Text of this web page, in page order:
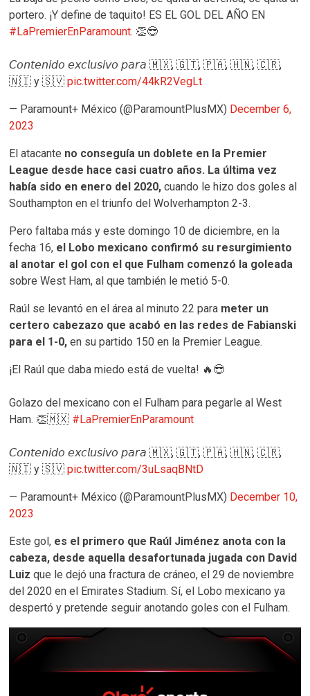
portero. ¡Y define de taquito! ES EL GOL DEL AÑO EN
#LaPremierEnParamount. 👏😎
𝘊𝘰𝘯𝘵𝘦𝘯𝘪𝘥𝘰 𝘦𝘹𝘤𝘭𝘶𝘴𝘪𝘷𝘰 𝘱𝘢𝘳𝘢 🇲🇽, 🇬🇹, 🇵🇦, 🇭🇳, 🇨🇷,
🇳🇮 y 🇸🇻pic.twitter.com/44kR2VegLt
— Paramount+ México (@ParamountPlusMX) December 6,
2023
El atacante no conseguía un doblete en la Premier
League desde hace casi cuatro años. La última vez
había sido en enero del 2020, cuando le hizo dos goles al
Southampton en el triunfo del Wolverhampton 2-3.
Pero faltaba más y este domingo 10 de diciembre, en la
fecha 16, el Lobo mexicano confirmó su resurgimiento
al anotar el gol con el que Fulham comenzó la goleada
sobre West Ham, al que también le metió 5-0.
Raúl se levantó en el área al minuto 22 para meter un
certero cabezazo que acabó en las redes de Fabianski
para el 1-0,en su partido 150 en la Premier League.
¡El Raúl que daba miedo está de vuelta! 🔥😎
Golazo del mexicano con el Fulham para pegarle al West
Ham. 👏🇲🇽 #LaPremierEnParamount
𝘊𝘰𝘯𝘵𝘦𝘯𝘪𝘥𝘰 𝘦𝘹𝘤𝘭𝘶𝘴𝘪𝘷𝘰 𝘱𝘢𝘳𝘢 🇲🇽, 🇬🇹, 🇵🇦, 🇭🇳, 🇨🇷,
🇳🇮 y 🇸🇻pic.twitter.com/3uLsaqBNtD
— Paramount+ México (@ParamountPlusMX) December 10,
2023
Este gol, es el primero que Raúl Jiménez anota con la
cabeza, desde aquella desafortunada jugada con David
Luiz que le dejó una fractura de cráneo, el 29 de noviembre
del 2020 en el Emirates Stadium. Sí, el Lobo mexicano ya
despertó y pretende seguir anotando goles con el Fulham.